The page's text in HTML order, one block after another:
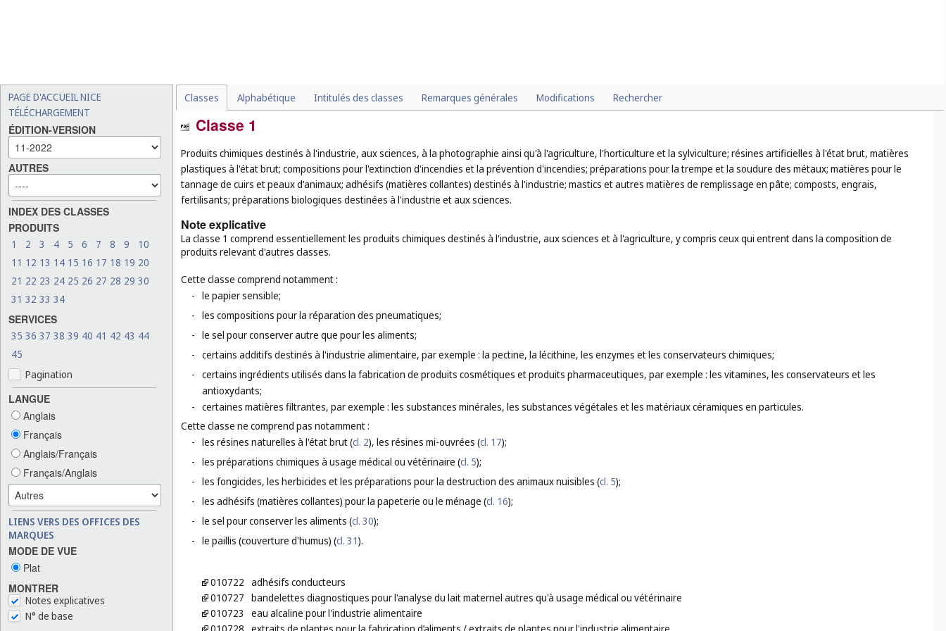
PAGE D'ACCUEIL NICE
TÉLÉCHARGEMENT
ÉDITION-VERSION
AUTRES
INDEX DES CLASSES
PRODUITS
1 2 3 4 5 6 7 8 9
10
11 12 13 14 15 16 17 18 19 20
21 22 23 24 25 26 27 28 29 30
31 32 33 34
SERVICES
35 36 37 38 39 40 41 42 43 44
45
Pagination
LANGUE
Anglais
Français
Anglais/Français
Français/Anglais
LIENS VERS DES OFFICES DES
MARQUES
MODE DE VUE
Plat
MONTRER
Notes explicatives
N° de base
Classes Alphabétique Intitulés des classes Remarques générales Modifications Rechercher
Classe 1
Produits chimiques destinés à l'industrie, aux sciences, à la photographie ainsi qu'à l'agriculture, l'horticulture et la sylviculture; résines artificielles à l'état brut, matières
plastiques à l'état brut; compositions pour l'extinction d'incendies et la prévention d'incendies; préparations pour la trempe et la soudure des métaux; matières pour le
tannage de cuirs et peaux d'animaux; adhésifs (matières collantes) destinés à l'industrie; mastics et autres matières de remplissage en pâte; composts, engrais,
fertilisants; préparations biologiques destinées à l'industrie et aux sciences.
Note explicative
La classe 1 comprend essentiellement les produits chimiques destinés à l'industrie, aux sciences et à l'agriculture, y compris ceux qui entrent dans la composition de
produits relevant d'autres classes.
Cette classe comprend notamment :
- le papier sensible;
- les compositions pour la réparation des pneumatiques;
- le sel pour conserver autre que pour les aliments;
- certains additifs destinés à l'industrie alimentaire, par exemple : la pectine, la lécithine, les enzymes et les conservateurs chimiques;
- certains ingrédients utilisés dans la fabrication de produits cosmétiques et produits pharmaceutiques, par exemple : les vitamines, les conservateurs et les
antioxydants;
- certaines matières filtrantes, par exemple : les substances minérales, les substances végétales et les matériaux céramiques en particules.
Cette classe ne comprend pas notamment :
- les résines naturelles à l'état brut (cl. 2), les résines mi-ouvrées (cl. 17);
- les préparations chimiques à usage médical ou vétérinaire (cl. 5);
- les fongicides, les herbicides et les préparations pour la destruction des animaux nuisibles (cl. 5);
- les adhésifs (matières collantes) pour la papeterie ou le ménage (cl. 16);
- le sel pour conserver les aliments (cl. 30);
- le paillis (couverture d'humus) (cl. 31).
010722 adhésifs conducteurs
010727 bandelettes diagnostiques pour l'analyse du lait maternel autres qu'à usage médical ou vétérinaire
010723
eau alcaline pour l'industrie alimentaire